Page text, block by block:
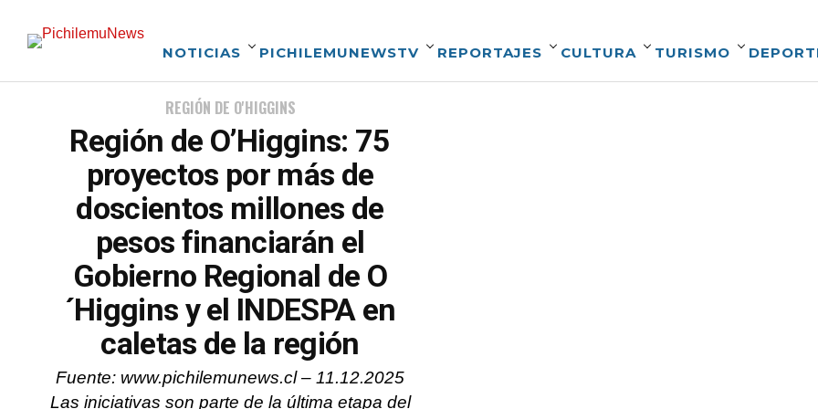
NOTICIAS PICHILEMUNEWSTV REPORTAJES CULTURA TURISMO
REGIÓN DE O'HIGGINS
Región de O’Higgins: 75
proyectos por más de
doscientos millones de
pesos financiarán el
Gobierno Regional de O
´Higgins y el INDESPA en
caletas de la región
Fuente: www.pichilemunews.cl – 11.12.2025
Las iniciativas son parte de la última etapa del